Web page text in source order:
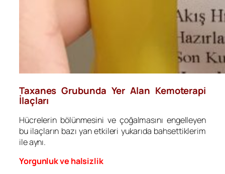
Taxanes Grubunda Yer Alan Kemoterapi
İlaçları
Hücrelerin bölünmesini ve çoğalmasını engelleyen
bu ilaçların bazı yan etkileri yukarıda bahsettiklerim
ile aynı.
Yorgunluk ve halsizlik